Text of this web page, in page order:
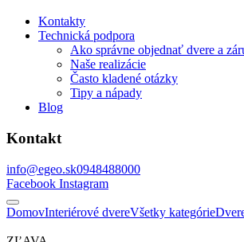
Kontakty
Technická podpora
Ako správne objednať dvere a
Naše realizácie
Často kladené otázky
Tipy a nápady
Blog
Kontakt
info@egeo.sk0948488000
Facebook Instagram
DomovInteriérové dvereVšetky kategórie